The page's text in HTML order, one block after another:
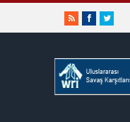
RSSFacebookTwitter